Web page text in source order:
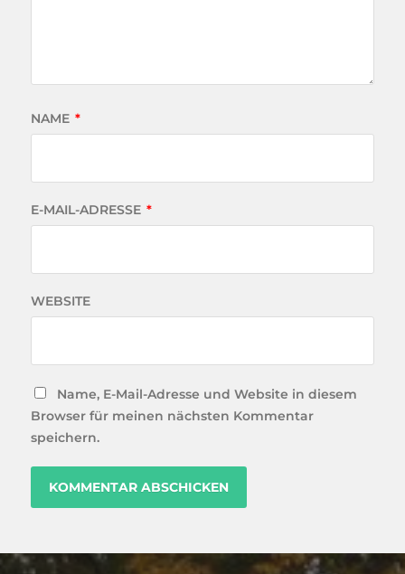
NAME *
E-MAIL-ADRESSE *
WEBSITE
Name, E-Mail-Adresse und Website in diesem
Browser für meinen nächsten Kommentar
speichern.